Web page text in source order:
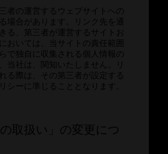
者の運営するウェブサイトへの
場合があります。リンク先を通
る、第三者が運営するサイトお
おいては、当サイトの責任範囲
で独自に収集される個人情報の
当社は、関知いたしません。リ
る際は、その第三者が設定する
シーに準じることとなります。
の取扱い」の変更につ